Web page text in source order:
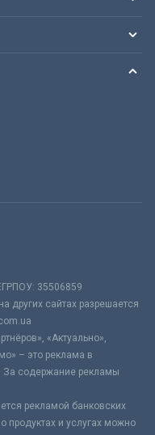
35506859
других сайтах разрешается
«Актуально»,
– это реклама в
За содержание рекламы
рекламой банковских
продуктах и услугах можно